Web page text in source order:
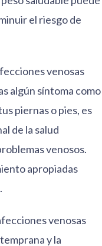
el riesgo de
venosas
algún síntoma como
piernas o pies, es
de la salud
venosos.
apropiadas
venosas
y la